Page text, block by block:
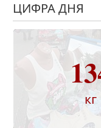
ЦИФРА ДНЯ
кг